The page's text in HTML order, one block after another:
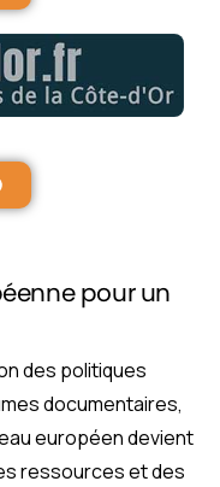
pour un
des politiques
documentaires,
européen devient
ressources et des